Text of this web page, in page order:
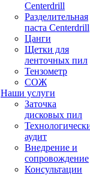
Centerdrill
Разделительная
паста Centerdrill
Цанги
Щетки для
ленточных пил
Тензометр
СОЖ
Наши услуги
Заточка
дисковых пил
аудит
Внедрение и
сопровождение
Консультации